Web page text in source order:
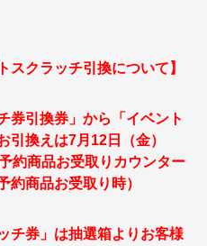
スクラッチ引換について】
券引換券」から「イベント
引換えは7月12日（金）
約商品お受取りカウンター
約商品お受取り時）
チ券」は抽選箱よりお客様